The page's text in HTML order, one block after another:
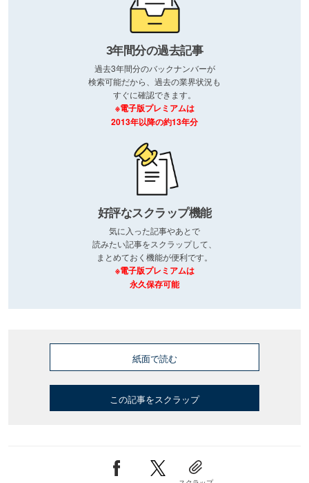
3年間分の過去記事
過去3年間分のバックナンバーが
検索可能だから、過去の業界状況も
すぐに確認できます。
※電子版プレミアムは
2013年以降の約13年分
好評なスクラップ機能
気に入った記事やあとで
読みたい記事をスクラップして、
まとめておく機能が便利です。
※電子版プレミアムは
永久保存可能
紙面で読む
この記事をスクラップ